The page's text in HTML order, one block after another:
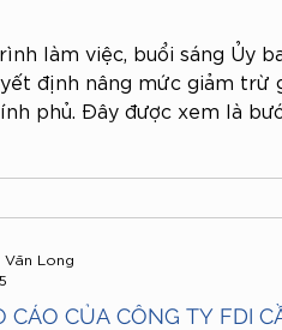
làm việc, buổi sáng Ủy
định nâng mức giảm trừ
phủ. Đây được xem là
CÁO CỦA CÔNG TY FDI
Văn Long